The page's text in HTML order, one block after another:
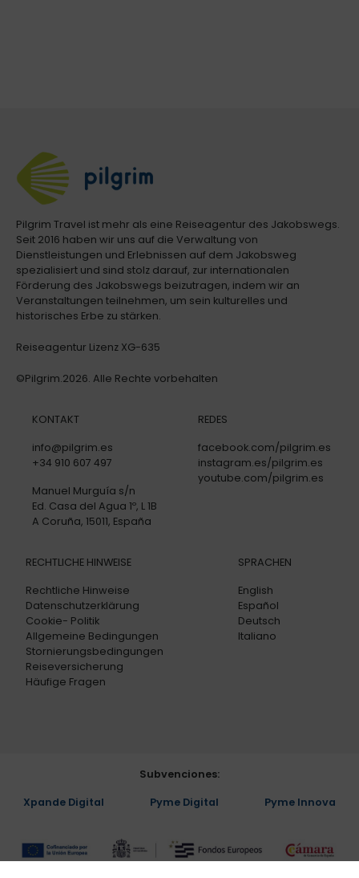
Pilgrim Travel ist mehr als eine Reiseagentur des Jakobswegs.
Seit 2016 haben wir uns auf die Verwaltung von
Dienstleistungen und Erlebnissen auf dem Jakobsweg
spezialisiert und sind stolz darauf, zur internationalen
Förderung des Jakobswegs beizutragen, indem wir an
Veranstaltungen teilnehmen, um sein kulturelles und
historisches Erbe zu stärken.
Reiseagentur Lizenz XG-635
©Pilgrim.2026. Alle Rechte vorbehalten
KONTAKT
info@pilgrim.es
+34 910 607 497
Manuel Murguía s/n
Ed. Casa del Agua 1º, L 1B
A Coruña, 15011, España
REDES
facebook.com/pilgrim.es
instagram.es/pilgrim.es
youtube.com/pilgrim.es
RECHTLICHE HINWEISE
Rechtliche Hinweise
Datenschutzerklärung
Cookie- Politik
Allgemeine Bedingungen
Stornierungsbedingungen
Reiseversicherung
Häufige Fragen
SPRACHEN
English
Español
Deutsch
Italiano
Subvenciones:
Xpande Digital Pyme Digital Pyme Innova